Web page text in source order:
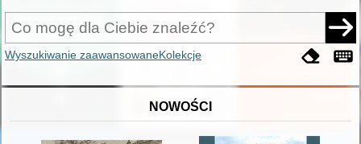
Wyszukiwanie zaawansowaneKolekcje
NOWOŚCI